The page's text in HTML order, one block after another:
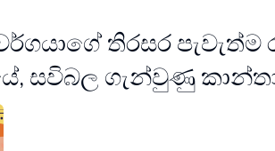
තිරසර පැවැත්ම
සවිබල ගැන්වුණු
ශක්තිය මතයි”